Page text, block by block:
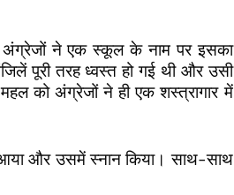
अंग्रेजों ने एक स्कूल के नाम पर इसका
पूरी तरह ध्वस्त हो गई थी और उसी
को अंग्रेजों ने ही एक शस्त्रागार में
और उसमें स्नान किया। साथ-साथ